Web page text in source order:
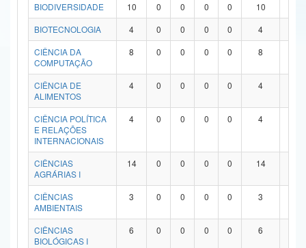
Advocacia-Geral da União
Banco Central do Brasil
BIODIVERSIDADE 10 0 0 0 0 10
BIOTECNOLOGIA
4 0 0 0 0 4
CIÊNCIA DA
COMPUTAÇÃO
8 0 0 0 0 8
CIÊNCIA DE
ALIMENTOS
4 0 0 0 0 4
CIÊNCIA POLÍTICA
E RELAÇÕES
INTERNACIONAIS
4 0 0 0 0 4
CIÊNCIAS
AGRÁRIAS I
14 0 0 0 0 14
CIÊNCIAS
AMBIENTAIS
3 0 0 0 0 3
CIÊNCIAS
BIOLÓGICAS I
6 0 0 0 0 6